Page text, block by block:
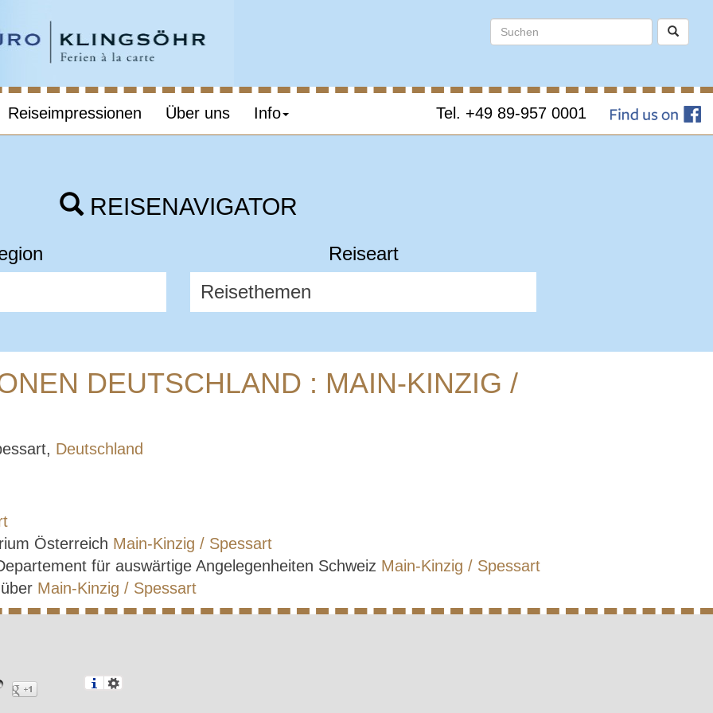
Reiseimpressionen Über uns Info Tel. +49 89-957 0001
REISENAVIGATOR
Reiseart
DEUTSCHLAND : MAIN-KINZIG /
Deutschland
Österreich Main-Kinzig / Spessart
für auswärtige Angelegenheiten Schweiz Main-Kinzig / Spessart
Main-Kinzig / Spessart